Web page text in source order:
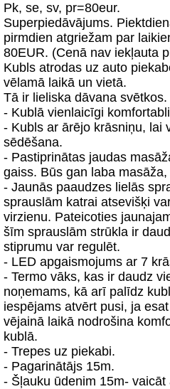
Pk, se, sv, pr=80eur.
Superpiedāvājums.
pirmdien atgriežam par
80EUR. (Cenā nav iekļauta
Kubls atrodas uz auto
vēlamā laikā un vietā.
Tā ir lieliska dāvana svētkos.
- Kublā vienlaicīgi
- Kubls ar ārējo krāsniņu, lai
sēdēšana.
- Pastiprinātas jaudas
gaiss. Būs gan laba
- Jaunās paaudzes lielās
sprauslām katrai atsevišķi
virzienu. Pateicoties
šīm sprauslām strūkla ir
stiprumu var regulēt.
- LED apgaismojums ar 7
- Termo vāks, kas ir daudz
noņemams, kā arī palīdz
iespējams atvērt pusi, ja
vējainā laikā nodrošina
kublā.
- Trepes uz piekabi.
- Pagarinātājs 15m.
- Šļauku ūdenim 15m- vaicāt